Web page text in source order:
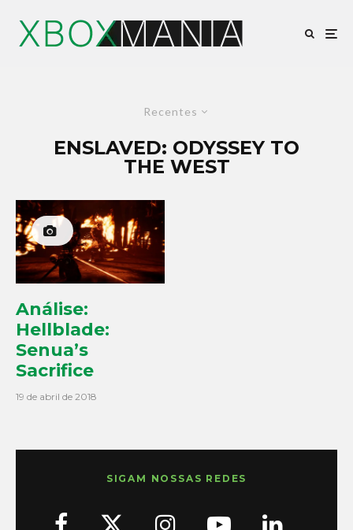
Recentes
ENSLAVED: ODYSSEY TO
THE WEST
Análise:
Hellblade:
Senua’s
Sacrifice
19 de abril de 2018
SIGAM NOSSAS REDES